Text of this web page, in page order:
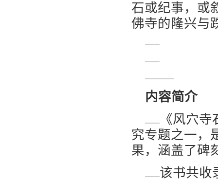
石或纪事，或
佛寺的隆兴与
内容简介
《风穴
究专题之一，
果，涵盖了碑
该书共收